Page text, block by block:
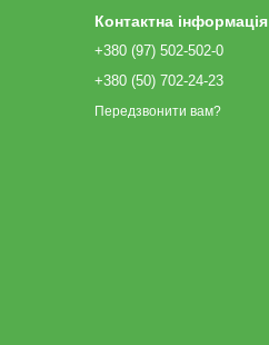
Контактна інформація
+380 (97) 502-502-0
+380 (50) 702-24-23
Передзвонити вам?